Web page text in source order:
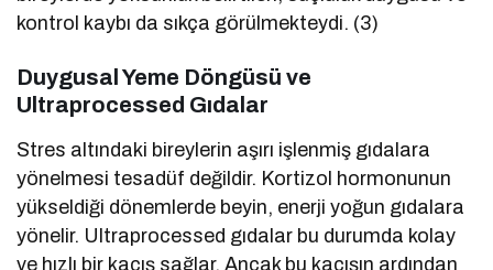
kontrol kaybı da sıkça görülmekteydi. (3)
Duygusal Yeme Döngüsü ve
Ultraprocessed Gıdalar
Stres altındaki bireylerin aşırı işlenmiş gıdalara
yönelmesi tesadüf değildir. Kortizol hormonunun
yükseldiği dönemlerde beyin, enerji yoğun gıdalara
yönelir. Ultraprocessed gıdalar bu durumda kolay
ve hızlı bir kaçış sağlar. Ancak bu kaçışın ardından